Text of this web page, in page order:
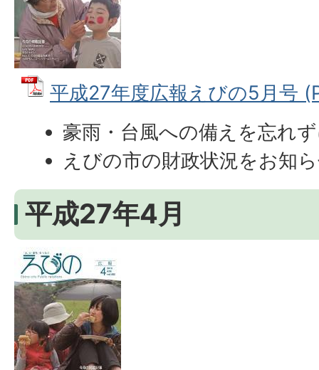
平成27年度広報えびの5月号
豪雨・台風への備えを忘れ
えびの市の財政状況をお知
平成27年4月